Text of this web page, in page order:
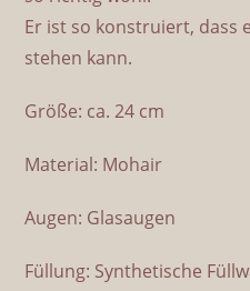
Er ist so konstruiert, dass
stehen kann.
Größe: ca. 24 cm
Material: Mohair
Augen: Glasaugen
Füllung: Synthetische